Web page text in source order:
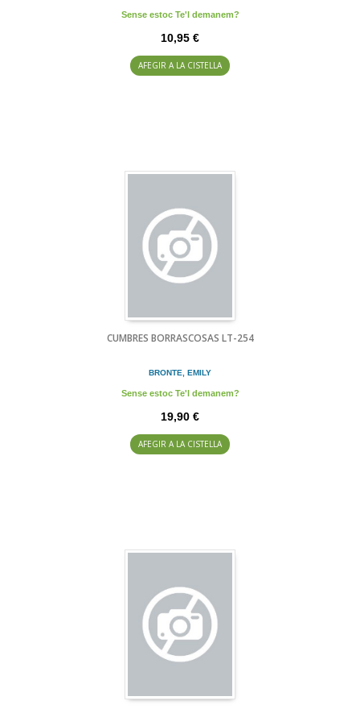
Sense estoc Te'l demanem?
10,95 €
AFEGIR A LA CISTELLA
CUMBRES BORRASCOSAS LT-254
BRONTE, EMILY
Sense estoc Te'l demanem?
19,90 €
AFEGIR A LA CISTELLA